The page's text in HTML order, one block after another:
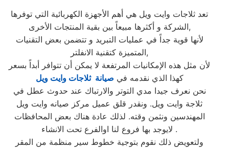
تعد ثلاجات وايت ويل هي أهم الأجهزة الكهربائية التي توفرها
الشركة و أكثرها مبيعاً بين بقية المنتجات الأخرى,
لأنها قوية جداً في عمليات التبريد و تتضمن بعض التقنيات
المتميزة كتقنية الانفلتر,
لأن مثل هذه الإمكانيات المرتفعة لا يمكن أن تتوافر أبداً بسعر
كهذا الذي نقدمه في صيانة ثلاجات وايت ويل
نحن نعرف جيدا مدي التوتر والارتباك عند حدوث عطل في
ثلاجة وايت ويل. ونقدر قلق عميل مركز صيانه وايت ويل
المهندسين ونثمن وقته. لذلك عادة هناك بعض المحافظات
لايوجد بها فروع لنا اوالفرع تحت الانشاء .
ولتعويض ذلك نقوم بتوجية خطوط سير منظمة من المقر